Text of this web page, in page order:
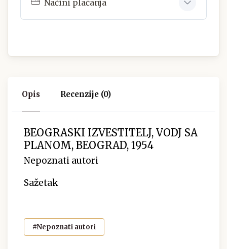
Načini plaćanja
Opis Recenzije (0)
BEOGRASKI IZVESTITELJ, VODJ SA
PLANOM, BEOGRAD, 1954
Nepoznati autori
Sažetak
#Nepoznati autori